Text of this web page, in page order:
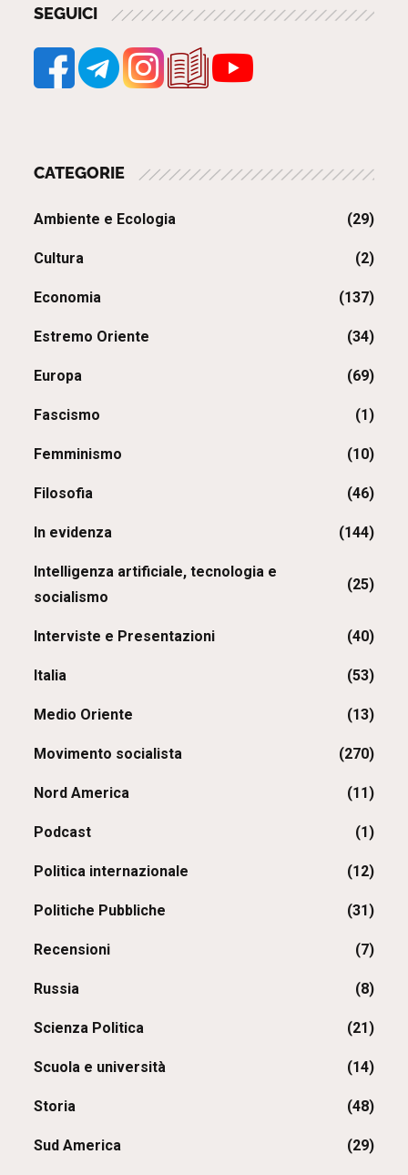
SEGUICI
CATEGORIE
Ambiente e Ecologia (29)
Cultura (2)
Economia (137)
Estremo Oriente (34)
Europa (69)
Fascismo (1)
Femminismo (10)
Filosofia (46)
In evidenza (144)
Intelligenza artificiale, tecnologia e
socialismo
(25)
Interviste e Presentazioni (40)
Italia (53)
Medio Oriente (13)
Movimento socialista (270)
Nord America (11)
Podcast (1)
Politica internazionale (12)
Politiche Pubbliche (31)
Recensioni (7)
Russia (8)
Scienza Politica (21)
Scuola e università (14)
Storia (48)
Sud America (29)